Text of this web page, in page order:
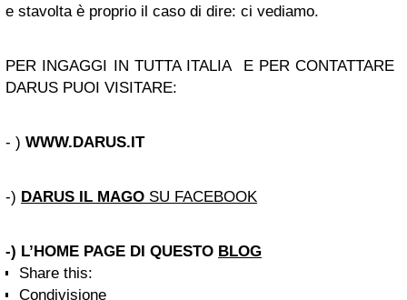
e stavolta è proprio il caso di dire: ci vediamo.
PER INGAGGI IN TUTTA ITALIA E PER CONTATTARE
DARUS PUOI VISITARE:
- ) WWW.DARUS.IT
-) DARUS IL MAGO SU FACEBOOK
-) L’HOME PAGE DI QUESTO BLOG
Share this:
Condivisione